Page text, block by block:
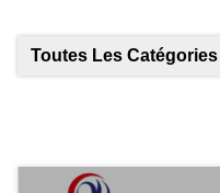
Toutes Les Catégories